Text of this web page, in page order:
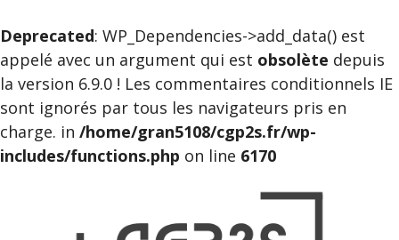
Deprecated: WP_Dependencies->add_data() est
appelé avec un argument qui est obsolète depuis
la version 6.9.0 ! Les commentaires conditionnels IE
sont ignorés par tous les navigateurs pris en
charge. in /home/gran5108/cgp2s.fr/wp-
includes/functions.php on line 6170